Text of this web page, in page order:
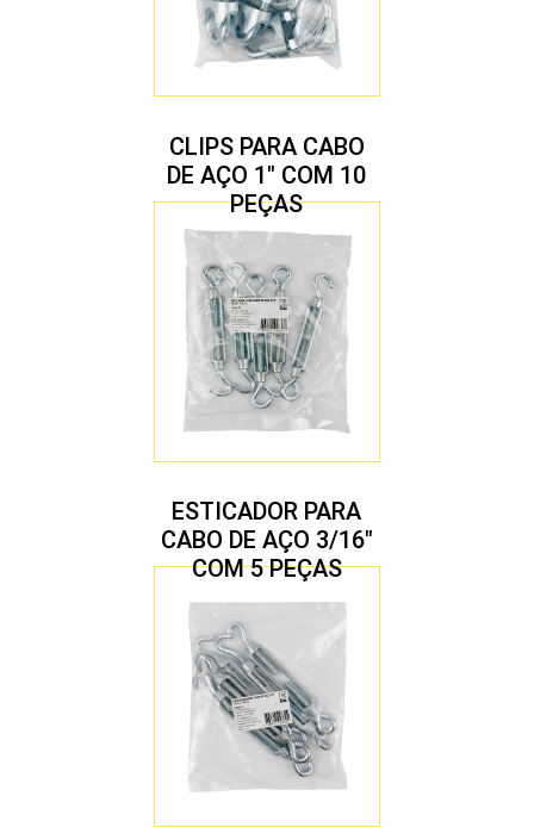
CLIPS PARA CABO
DE AÇO 1″ COM 10
PEÇAS
ESTICADOR PARA
CABO DE AÇO 3/16″
COM 5 PEÇAS